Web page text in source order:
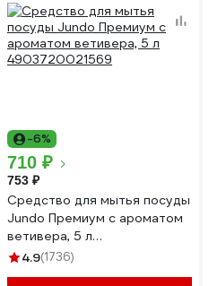
-6%
710 ₽
753 ₽
Средство для мытья посуды
Jundo Премиум с ароматом
ветивера, 5 л
4903720021569
4.9(1736)